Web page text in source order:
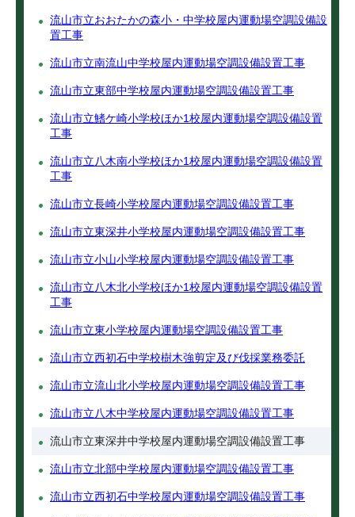
流山市立おおたかの森小・中学校屋内運動場空調設備設
置工事
流山市立南流山中学校屋内運動場空調設備設置工事
流山市立東部中学校屋内運動場空調設備設置工事
流山市立鰭ケ崎小学校ほか1校屋内運動場空調設備設置
工事
流山市立八木南小学校ほか1校屋内運動場空調設備設置
工事
流山市立長崎小学校屋内運動場空調設備設置工事
流山市立東深井小学校屋内運動場空調設備設置工事
流山市立小山小学校屋内運動場空調設備設置工事
流山市立八木北小学校ほか1校屋内運動場空調設備設置
工事
流山市立東小学校屋内運動場空調設備設置工事
流山市立西初石中学校樹木強剪定及び伐採業務委託
流山市立流山北小学校屋内運動場空調設備設置工事
流山市立八木中学校屋内運動場空調設備設置工事
流山市立東深井中学校屋内運動場空調設備設置工事
流山市立北部中学校屋内運動場空調設備設置工事
流山市立西初石中学校屋内運動場空調設備設置工事